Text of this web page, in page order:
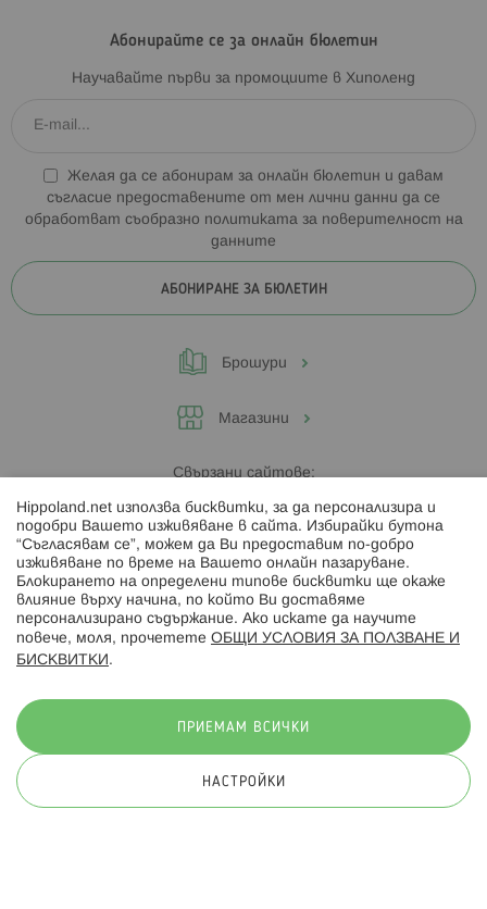
Абонирайте се за онлайн бюлетин
Научавайте първи за промоциите в Хиполенд
Желая да се абонирам за онлайн бюлетин и давам
съгласие предоставените от мен лични данни да се
обработват съобразно политиката за поверителност на
данните
АБОНИРАНЕ ЗА БЮЛЕТИН
Брошури
Магазини
Свързани сайтове:
Hippoland.ro
Последвайте ни:
© 2026 Hippoland.net. Всички права запазени
Hippoland.net използва бисквитки, за да персонализира и
подобри Вашето изживяване в сайта. Избирайки бутона
“Съгласявам се”, можем да Ви предоставим по-добро
изживяване по време на Вашето онлайн пазаруване.
Блокирането на определени типове бисквитки ще окаже
влияние върху начина, по който Ви доставяме
персонализирано съдържание. Ако искате да научите
повече, моля, прочетете ОБЩИ УСЛОВИЯ ЗА ПОЛЗВАНЕ И
БИСКВИТКИ .
ПРИЕМАМ ВСИЧКИ
НАСТРОЙКИ